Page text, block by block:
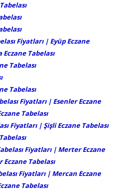
Fiyatları| Eyüp Eczane
Tabelası
Tabelası
Tabelası
Fiyatları| Esenler Eczane
Tabelası
Fiyatları|Şişli Eczane Tabelası
Fiyatları | Merter Eczane
Tabelası
Fiyatları| Mercan Eczane
Tabelası